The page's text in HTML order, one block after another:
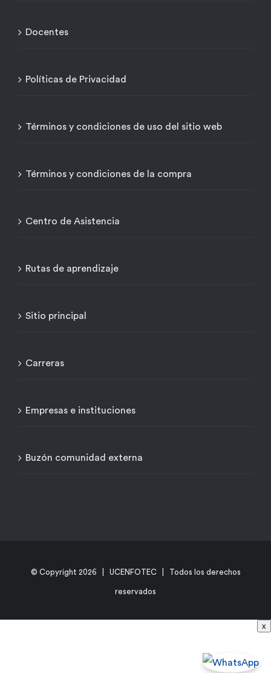
Docentes
Políticas de Privacidad
Términos y condiciones de uso del sitio web
Términos y condiciones de la compra
Centro de Asistencia
Rutas de aprendizaje
Sitio principal
Carreras
Empresas e instituciones
Buzón comunidad externa
© Copyright 2026 | UCENFOTEC | Todos los derechos
reservados
x